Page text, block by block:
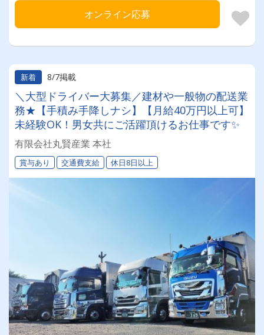
オンライン応募
新着 8/7掲載
＼大型ドライバー大募集／建材や一般物の配送業
務★【手積み手降しナシ】【月給40万円以上可】
未経験OK！男女共にご活躍頂けるお仕事です✨
有限会社丸賢産業 本社
賞与あり 交通費支給 休日8日以上